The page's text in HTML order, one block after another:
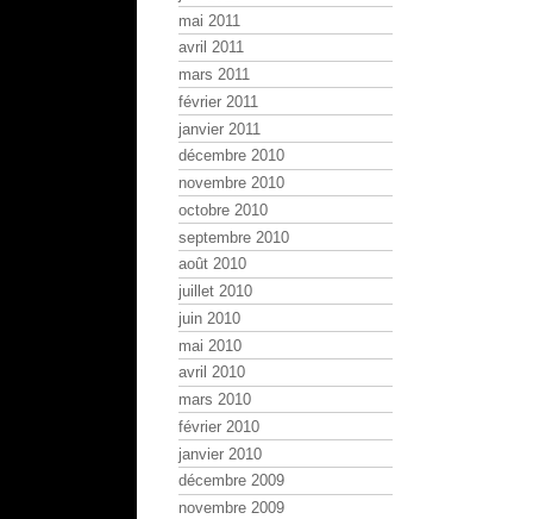
mai 2011
avril 2011
mars 2011
février 2011
janvier 2011
décembre 2010
novembre 2010
octobre 2010
septembre 2010
août 2010
juillet 2010
juin 2010
mai 2010
avril 2010
mars 2010
février 2010
janvier 2010
décembre 2009
novembre 2009